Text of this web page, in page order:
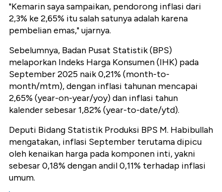
"Kemarin saya sampaikan, pendorong inflasi dari
2,3% ke 2,65% itu salah satunya adalah karena
pembelian emas," ujarnya.
Sebelumnya, Badan Pusat Statistik (BPS)
melaporkan Indeks Harga Konsumen (IHK) pada
September 2025 naik 0,21% (month-to-
month/mtm), dengan inflasi tahunan mencapai
2,65% (year-on-year/yoy) dan inflasi tahun
kalender sebesar 1,82% (year-to-date/ytd).
Deputi Bidang Statistik Produksi BPS M. Habibullah
mengatakan, inflasi September terutama dipicu
oleh kenaikan harga pada komponen inti, yakni
sebesar 0,18% dengan andil 0,11% terhadap inflasi
umum.